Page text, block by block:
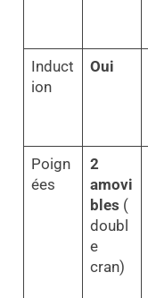
Induct
ion
Oui
Poign
ées
2
amovi
bles (
doubl
e
cran)